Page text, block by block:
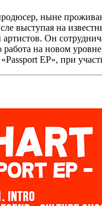
ныне
выступая на
Он
на новом
«Passport EP», при